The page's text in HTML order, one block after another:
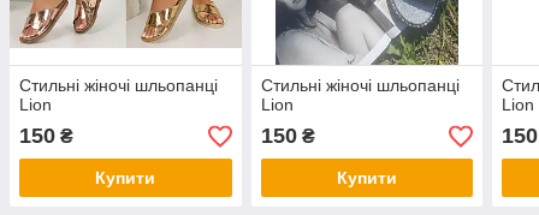
Стильні жіночі шльопанці
Lion
150 ₴
Купити
Стильні жіночі шльопанці
Lion
150₴
Купити
Lion
150